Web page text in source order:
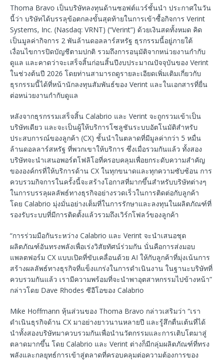
Thoma Bravo เป็นบริษัทลงทุนด้านซอฟต์แวร์ชั้นนำ ประกาศในวัน
นี้ว่า บริษัทได้บรรลุข้อตกลงขั้นสุดท้ายในการเข้าซื้อกิจการ Verint
Systems, Inc. (Nasdaq: VRNT) (“Verint”) ด้วยเงินสดทั้งหมด คิด
เป็นมูลค่ากิจการ 2 พันล้านดอลลาร์สหรัฐ ธุรกรรมนี้อยู่ภายใต้
เงื่อนไขการปิดบัญชีตามปกติ รวมถึงการอนุมัติจากหน่วยงานกำกับ
ดูแล และคาดว่าจะเสร็จสิ้นก่อนสิ้นปีงบประมาณปัจจุบันของ Verint
ในช่วงต้นปี 2026 โดยท่านสามารถดูรายละเอียดเพิ่มเติมเกี่ยวกับ
ธุรกรรมนี้ได้ที่หน้านักลงทุนสัมพันธ์ของ Verint และในเอกสารที่ยื่น
ต่อหน่วยงานกำกับดูแล
หลังจากธุรกรรมเสร็จสิ้น Calabrio และ Verint จะถูกรวมเข้าเป็น
บริษัทเดียว และจะเป็นผู้ให้บริการโซลูชันระบบอัตโนมัติสำหรับ
ประสบการณ์ของลูกค้า (CX) ชั้นนำในตลาดที่มีมูลค่ากว่า 5 หมื่น
ล้านดอลลาร์สหรัฐ ที่พวกเขาให้บริการ ซึ่งเมื่อรวมกันแล้ว ทั้งสอง
บริษัทจะนำเสนอพอร์ตโฟลิโอที่ครอบคลุมเพื่อยกระดับความสำคัญ
ขององค์กรที่ให้บริการด้าน CX ในทุกขนาดและทุกความซับซ้อน การ
ควบรวมกิจการในครั้งนี้จะสร้างโอกาสที่มากขึ้นสำหรับบริษัทต่างๆ
ในการบรรลุผลลัพธ์ทางธุรกิจอย่างรวดเร็วในการติดต่อกับลูกค้า
โดย Calabrio มุ่งมั่นอย่างเต็มที่ในการรักษาและลงทุนในผลิตภัณฑ์ที่
รองรับระบบที่มีการติดตั้งแล้วรวมถึงเวิร์กโฟลว์ของลูกค้า
“การร่วมมือกันระหว่าง Calabrio และ Verint จะนำเสนอชุด
ผลิตภัณฑ์อันทรงพลังเพื่อเร่งวิสัยทัศน์ร่วมกัน นั่นคือการส่งมอบ
แพลตฟอร์ม CX แบบเปิดที่ขับเคลื่อนด้วย AI ให้กับลูกค้าที่มุ่งเน้นการ
สร้างผลลัพธ์ทางธุรกิจที่แข็งแกร่งในการดำเนินงาน ในฐานะบริษัทที่
ควบรวมกันแล้ว เรามีความพร้อมที่จะนำพาอุตสาหกรรมไปข้างหน้า”
กล่าวโดย Dave Rhodes ซีอีโอของ Calabrio
Mike Hoffmann หุ้นส่วนของ Thoma Bravo กล่าวเสริมว่า “เรา
ดำเนินธุรกิจด้าน CX มาอย่างยาวนานหลายปี และรู้สึกตื่นเต้นที่ได้
นำทั้งสองบริษัทมาควบรวมกันเพื่อนำนวัตกรรมและการเติบโตมาสู่
ตลาดมากขึ้น โดย Calabrio และ Verint ต่างก็มีกลุ่มผลิตภัณฑ์ที่ทรง
พลังและกลยุทธ์การเข้าสู่ตลาดที่ครอบคลุมต่อความต้องการของ